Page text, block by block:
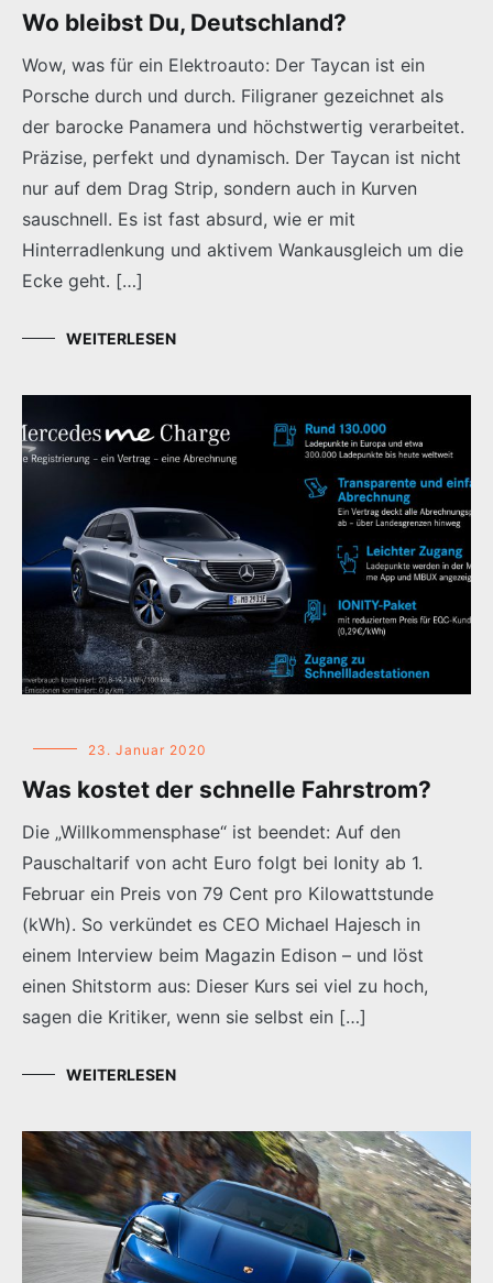
Wo bleibst Du, Deutschland?
Wow, was für ein Elektroauto: Der Taycan ist ein
Porsche durch und durch. Filigraner gezeichnet als
der barocke Panamera und höchstwertig verarbeitet.
Präzise, perfekt und dynamisch. Der Taycan ist nicht
nur auf dem Drag Strip, sondern auch in Kurven
sauschnell. Es ist fast absurd, wie er mit
Hinterradlenkung und aktivem Wankausgleich um die
Ecke geht. […]
WEITERLESEN
23. Januar 2020
Was kostet der schnelle Fahrstrom?
Die „Willkommensphase“ ist beendet: Auf den
Pauschaltarif von acht Euro folgt bei Ionity ab 1.
Februar ein Preis von 79 Cent pro Kilowattstunde
(kWh). So verkündet es CEO Michael Hajesch in
einem Interview beim Magazin Edison – und löst
einen Shitstorm aus: Dieser Kurs sei viel zu hoch,
sagen die Kritiker, wenn sie selbst ein […]
WEITERLESEN